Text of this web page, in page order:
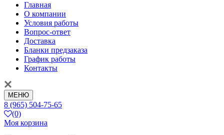
Главная
О компании
Условия работы
Вопрос-ответ
Доставка
Бланки предзаказа
График работы
Контакты
МЕНЮ
8 (965) 504-75-65
(0)
Моя корзина